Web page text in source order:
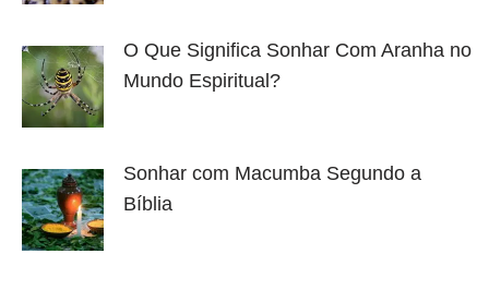
O Que Significa Sonhar Com Aranha no
Mundo Espiritual?
Sonhar com Macumba Segundo a
Bíblia